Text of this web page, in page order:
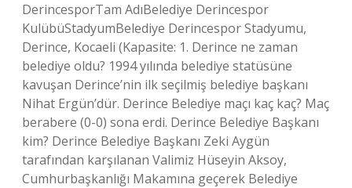
DerincesporTam AdıBelediye Derincespor
KulübüStadyumBelediye Derincespor Stadyumu,
Derince, Kocaeli (Kapasite: 1. Derince ne zaman
belediye oldu? 1994 yılında belediye statüsüne
kavuşan Derince’nin ilk seçilmiş belediye başkanı
Nihat Ergün’dür. Derince Belediye maçı kaç kaç? Maç
berabere (0-0) sona erdi. Derince Belediye Başkanı
kim? Derince Belediye Başkanı Zeki Aygün
tarafından karşılanan Valimiz Hüseyin Aksoy,
Cumhurbaşkanlığı Makamına geçerek Belediye